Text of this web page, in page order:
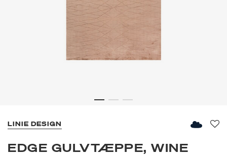
LINIE DESIGN
EDGE GULVTÆPPE, WINE